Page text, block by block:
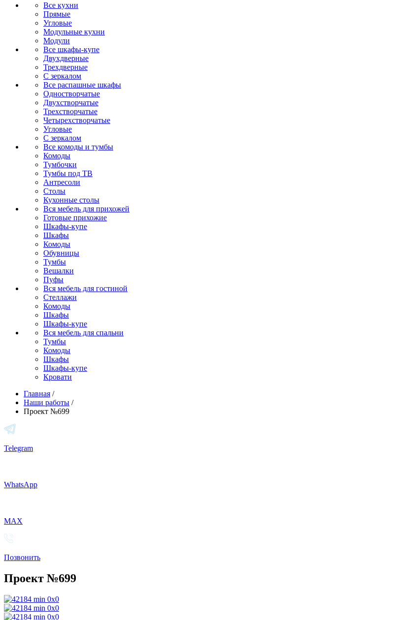
Все кухни
Прямые
Угловые
Модульные кухни
Модули
Все шкафы-купе
Двухдверные
Трехдверные
С зеркалом
Все распашные шкафы
Одностворчатые
Двухстворчатые
Трехстворчатые
Четырехстворчатые
Угловые
С зеркалом
Все комоды и тумбы
Комоды
Тумбочки
Тумбы под ТВ
Антресоли
Столы
Кухонные столы
Вся мебель для прихожей
Готовые прихожие
Шкафы-купе
Шкафы
Комоды
Обувницы
Тумбы
Вешалки
Пуфы
Вся мебель для гостиной
Стеллажи
Комоды
Шкафы
Шкафы-купе
Вся мебель для спальни
Тумбы
Комоды
Шкафы
Шкафы-купе
Кровати
Главная /
Наши работы /
Проект №699
Telegram
WhatsApp
MAX
Позвонить
Проект №699